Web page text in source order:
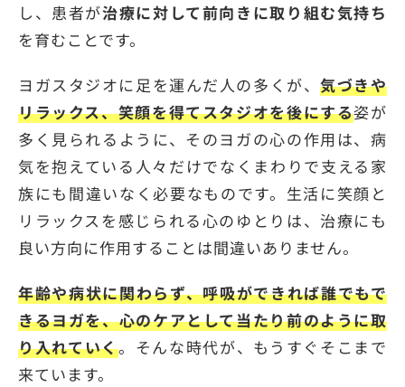
し、患者が治療に対して前向きに取り組む気持ち
を育むことです。
ヨガスタジオに足を運んだ人の多くが、気づきや
リラックス、笑顔を得てスタジオを後にする姿が
多く見られるように、そのヨガの心の作用は、病
気を抱えている人々だけでなくまわりで支える家
族にも間違いなく必要なものです。生活に笑顔と
リラックスを感じられる心のゆとりは、治療にも
良い方向に作用することは間違いありません。
年齢や病状に関わらず、呼吸ができれば誰でもで
きるヨガを、心のケアとして当たり前のように取
り入れていく。そんな時代が、もうすぐそこまで
来ています。